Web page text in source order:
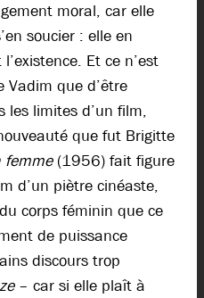
moral, car elle
soucier : elle en
Et ce n’est
Vadim que d’être
les limites d’un film,
que fut Brigitte
femme(1956) fait figure
d’un piètre cinéaste,
corps féminin que ce
de puissance
discours trop
– car si elle plaît à